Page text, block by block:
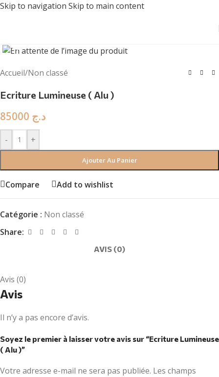
Skip to navigation Skip to main content
Accueil/Non classé
Ecriture Lumineuse ( Alu )
د.ج
- +
Ajouter Au Panier
Compare Add to wishlist
Catégorie : Non classé
Share:
AVIS (0)
Avis (0)
Avis
Il n’y a pas encore d’avis.
Soyez le premier à laisser votre avis sur “Ecriture Lumineuse
( Alu )”
Votre adresse e-mail ne sera pas publiée. Les champs